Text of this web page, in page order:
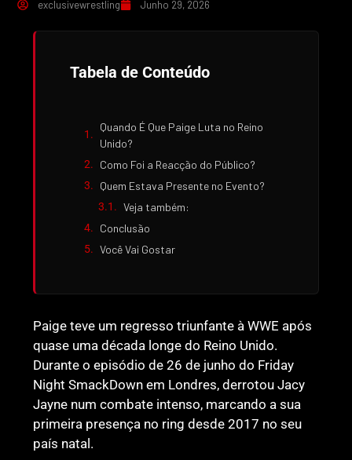
exclusivewrestling
Junho 29, 2026
Tabela de Conteúdo
Quando É Que Paige Luta no Reino
Unido?
Como Foi a Reacção do Público?
Quem Estava Presente no Evento?
Veja também:
Conclusão
Você Vai Gostar
Paige teve um regresso triunfante à WWE após
quase uma década longe do Reino Unido.
Durante o episódio de 26 de junho do Friday
Night SmackDown em Londres, derrotou Jacy
Jayne num combate intenso, marcando a sua
primeira presença no ring desde 2017 no seu
país natal.